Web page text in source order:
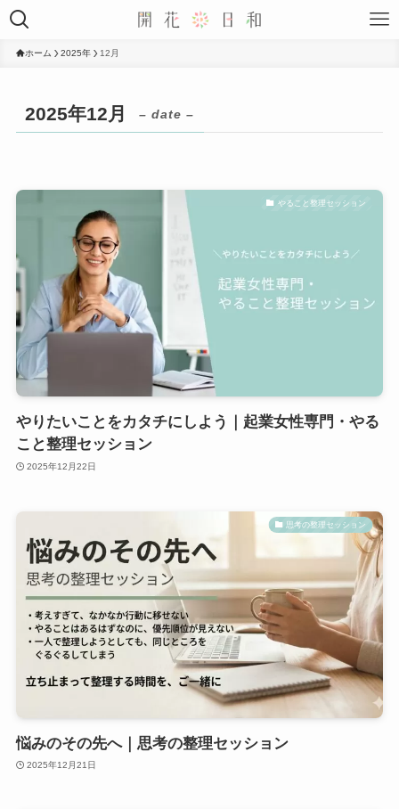
ホーム 2025年 12月
2025年12月 – date –
やること整理セッション
やりたいことをカタチにしよう｜起業女性専門・やる
こと整理セッション
2025年12月22日
思考の整理セッション
悩みのその先へ｜思考の整理セッション
2025年12月21日